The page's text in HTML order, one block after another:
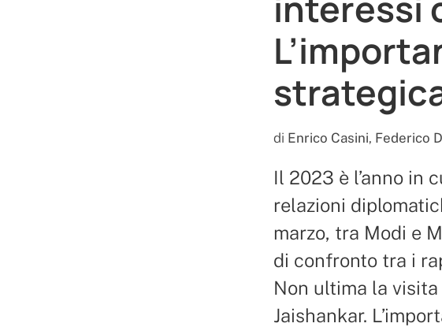
di Enrico Casini, Federico
Il 2023 è l’anno in
relazioni
marzo, tra Modi e
di confronto tra i
Non ultima la
Jaishankar.